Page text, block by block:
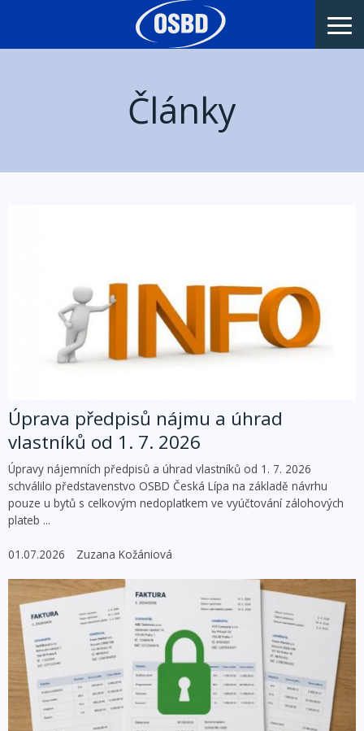
Články
Úprava předpisů nájmu a úhrad
vlastníků od 1. 7. 2026
Úpravy nájemních předpisů a úhrad vlastníků od 1. 7. 2026
schválilo představenstvo OSBD Česká Lípa na základě návrhu
pouze u bytů s celkovým nedoplatkem ve vyúčtování zálohových
plateb ...
01.07.2026 Zuzana Kožániová